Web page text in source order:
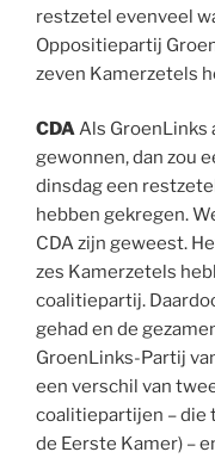
restzetel evenveel
Oppositiepartij
zeven Kamerzetels
CDAAls GroenLinks
gewonnen, dan zou
dinsdag een
hebben gekregen.
CDA zijn geweest.
zes Kamerzetels
coalitiepartij.
gehad en de
GroenLinks-Partij
een verschil van
coalitiepartijen – die
de Eerste Kamer) –